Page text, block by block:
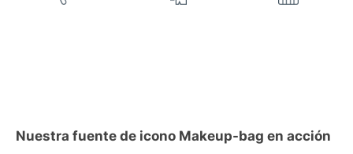
Nuestra fuente de icono Makeup-bag en acción